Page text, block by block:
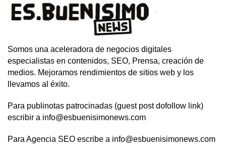
Somos una aceleradora de negocios digitales
especialistas en contenidos, SEO, Prensa, creación de
medios. Mejoramos rendimientos de sitios web y los
llevamos al éxito.
Para publinotas patrocinadas (guest post dofollow link)
escribir a info@esbuenisimonews.com
Para Agencia SEO escribe a info@esbuenisimonews.com